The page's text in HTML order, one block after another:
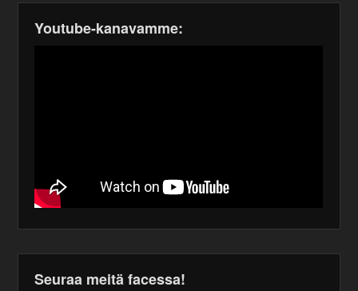
Youtube-kanavamme:
Seuraa meitä facessa!